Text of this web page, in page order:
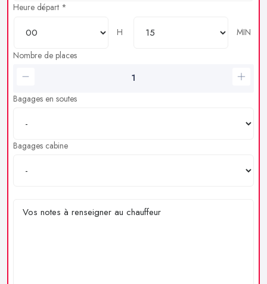
Heure départ *
H
MIN
Nombre de places
Bagages en soutes
Bagages cabine